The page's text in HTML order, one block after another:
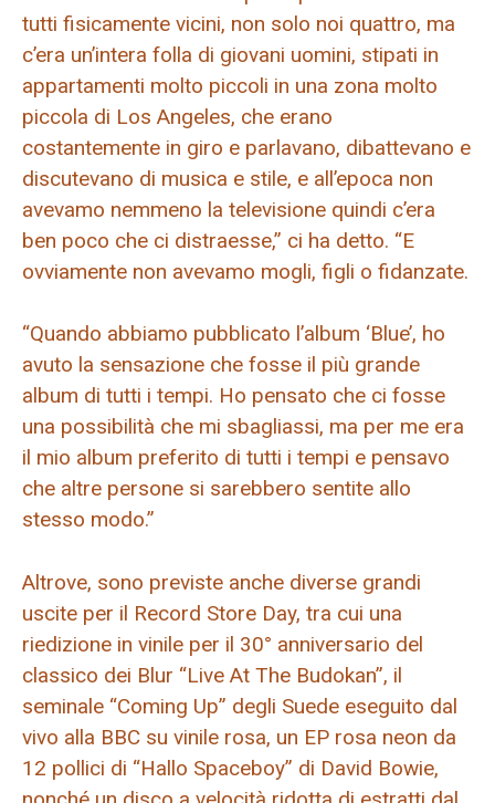
tutti fisicamente vicini, non solo noi quattro, ma
c’era un’intera folla di giovani uomini, stipati in
appartamenti molto piccoli in una zona molto
piccola di Los Angeles, che erano
costantemente in giro e parlavano, dibattevano e
discutevano di musica e stile, e all’epoca non
avevamo nemmeno la televisione quindi c’era
ben poco che ci distraesse,” ci ha detto. “E
ovviamente non avevamo mogli, figli o fidanzate.
“Quando abbiamo pubblicato l’album ‘Blue’, ho
avuto la sensazione che fosse il più grande
album di tutti i tempi. Ho pensato che ci fosse
una possibilità che mi sbagliassi, ma per me era
il mio album preferito di tutti i tempi e pensavo
che altre persone si sarebbero sentite allo
stesso modo.”
Altrove, sono previste anche diverse grandi
uscite per il Record Store Day, tra cui una
riedizione in vinile per il 30° anniversario del
classico dei Blur “Live At The Budokan”, il
seminale “Coming Up” degli Suede eseguito dal
vivo alla BBC su vinile rosa, un EP rosa neon da
12 pollici di “Hallo Spaceboy” di David Bowie,